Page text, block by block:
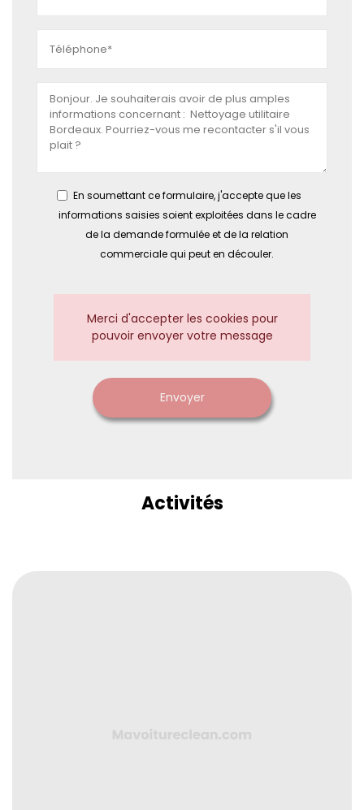
En soumettant ce formulaire, j'accepte que les
informations saisies soient exploitées dans le cadre
de la demande formulée et de la relation
commerciale qui peut en découler.
Merci d'accepter les cookies pour
pouvoir envoyer votre message
Envoyer
Activités